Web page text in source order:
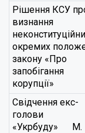
Рішення КСУ
визнання
окремих
закону «Про
запобігання
корупції»
Свідчення екс-
голови
«Укрбуду» М.